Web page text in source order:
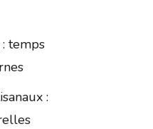
temps
: